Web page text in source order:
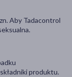
Aby Tadacontrol
produktu.